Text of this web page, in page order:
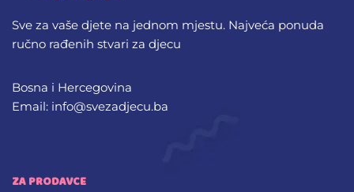
Sve za vaše djete na jednom mjestu. Najveća ponuda
ručno rađenih stvari za djecu
Bosna i Hercegovina
Email: info@svezadjecu.ba
ZA PRODAVCE